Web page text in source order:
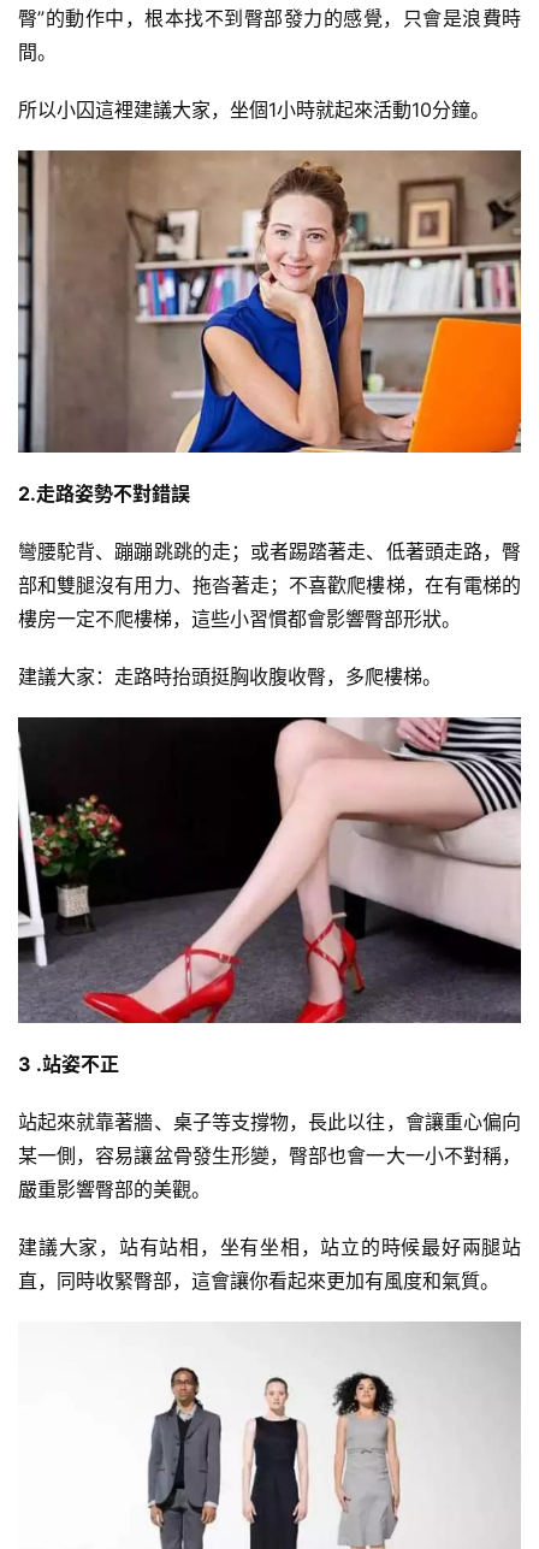
臀”的動作中，根本找不到臀部發力的感覺，只會是浪費時
間。
所以小囚這裡建議大家，坐個1小時就起來活動10分鐘。
2.走路姿勢不對錯誤
彎腰駝背、蹦蹦跳跳的走；或者踢踏著走、低著頭走路，臀
部和雙腿沒有用力、拖沓著走；不喜歡爬樓梯，在有電梯的
樓房一定不爬樓梯，這些小習慣都會影響臀部形狀。
建議大家：走路時抬頭挺胸收腹收臀，多爬樓梯。
3 .站姿不正
站起來就靠著牆、桌子等支撐物，長此以往，會讓重心偏向
某一側，容易讓盆骨發生形變，臀部也會一大一小不對稱，
嚴重影響臀部的美觀。
建議大家，站有站相，坐有坐相，站立的時候最好兩腿站
直，同時收緊臀部，這會讓你看起來更加有風度和氣質。